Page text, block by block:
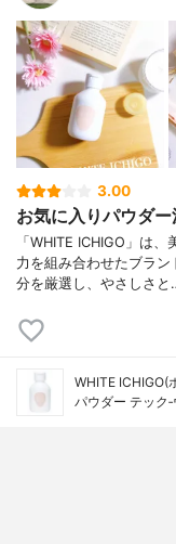
3.00
お気に入りパウダー
「WHITE ICHIGO」は
力を組み合わせたブラ
分を厳選し、やさしさと
WHITE ICHIGO(
パウダー テック